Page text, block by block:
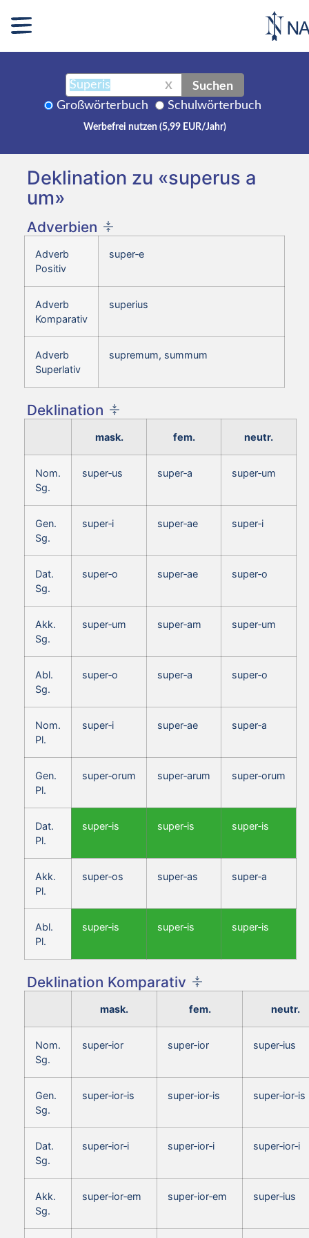
X Suchen
Großwörterbuch Schulwörterbuch
Werbefrei nutzen (5,99 EUR/Jahr)
Deklination zu «superus a
um»
Adverbien
Adverb
Positiv
super‑e
Adverb
Komparativ
superius
Adverb
Superlativ
supremum, summum
Deklination
mask. fem. neutr.
Nom.
Sg.
super‑us super‑a super‑um
Gen.
Sg.
super‑i super‑ae super‑i
Dat.
Sg.
super‑o super‑ae super‑o
Akk.
Sg.
super‑um super‑am super‑um
Abl.
Sg.
super‑o super‑a super‑o
Nom.
Pl.
super‑i super‑ae super‑a
Gen.
Pl.
super‑orum super‑arum super‑orum
Dat.
Pl.
super‑is super‑is super‑is
Akk.
Pl.
super‑os super‑as super‑a
Abl.
Pl.
super‑is super‑is super‑is
Deklination Komparativ
mask. fem. neutr.
Nom.
Sg.
super‑ior super‑ior super‑ius
Gen.
Sg.
super‑ior‑is super‑ior‑is super‑ior‑is
Dat.
Sg.
super‑ior‑i super‑ior‑i super‑ior‑i
Akk.
Sg.
super‑ior‑em super‑ior‑em super‑ius